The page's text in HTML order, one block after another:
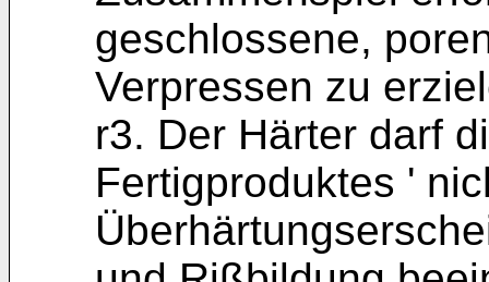
geschlossene,
Verpressen zu
r3. Der Härter darf
Fertigproduktes '